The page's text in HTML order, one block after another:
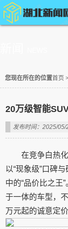
您现在所在的位置首页
20万级智能
发布时间：2025/05/
在竞争白热
以“现象级”口碑
中的“品价比之王
于一体的车型，
万元起的诚意定